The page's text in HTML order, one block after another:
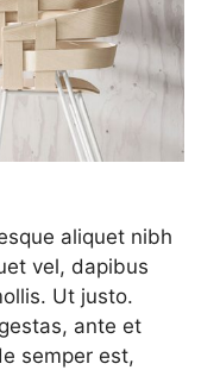
aliquet nibh
vel, dapibus
Ut justo.
ante et
semper est,